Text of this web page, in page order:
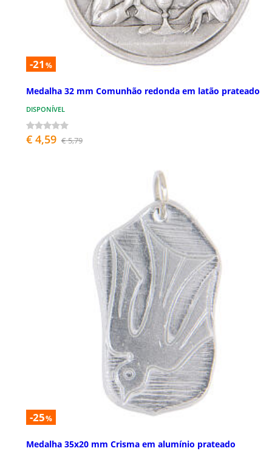
-21 %
Medalha 32 mm Comunhão redonda em latão prateado
DISPONÍVEL
€ 4,59 € 5,79
-25%
Medalha 35x20 mm Crisma em alumínio prateado